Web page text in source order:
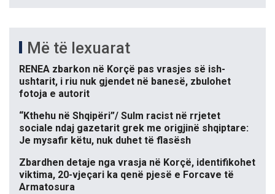
Më të lexuarat
RENEA zbarkon në Korçë pas vrasjes së ish-
ushtarit, i riu nuk gjendet në banesë, zbulohet
fotoja e autorit
“Kthehu në Shqipëri”/ Sulm racist në rrjetet
sociale ndaj gazetarit grek me origjinë shqiptare:
Je mysafir këtu, nuk duhet të flasësh
Zbardhen detaje nga vrasja në Korçë, identifikohet
viktima, 20-vjeçari ka qenë pjesë e Forcave të
Armatosura